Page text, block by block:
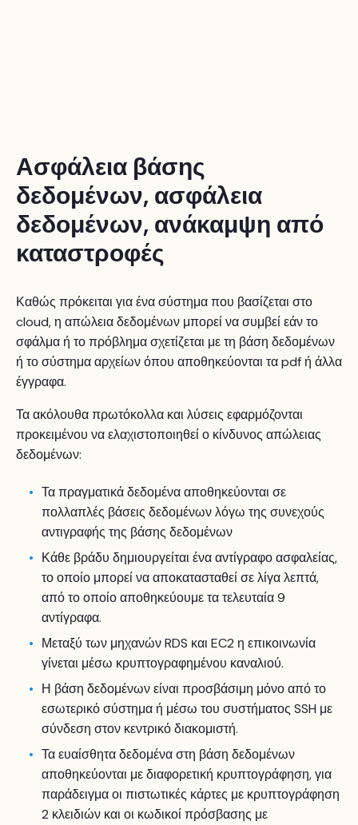
Ασφάλεια βάσης
δεδομένων, ασφάλεια
δεδομένων, ανάκαμψη από
καταστροφές
Καθώς πρόκειται για ένα σύστημα που βασίζεται στο
cloud, η απώλεια δεδομένων μπορεί να συμβεί εάν το
σφάλμα ή το πρόβλημα σχετίζεται με τη βάση δεδομένων
ή το σύστημα αρχείων όπου αποθηκεύονται τα pdf ή άλλα
έγγραφα.
Τα ακόλουθα πρωτόκολλα και λύσεις εφαρμόζονται
προκειμένου να ελαχιστοποιηθεί ο κίνδυνος απώλειας
δεδομένων:
Τα πραγματικά δεδομένα αποθηκεύονται σε
πολλαπλές βάσεις δεδομένων λόγω της συνεχούς
αντιγραφής της βάσης δεδομένων
Κάθε βράδυ δημιουργείται ένα αντίγραφο ασφαλείας,
το οποίο μπορεί να αποκατασταθεί σε λίγα λεπτά,
από το οποίο αποθηκεύουμε τα τελευταία 9
αντίγραφα.
Μεταξύ των μηχανών RDS και EC2 η επικοινωνία
γίνεται μέσω κρυπτογραφημένου καναλιού.
Η βάση δεδομένων είναι προσβάσιμη μόνο από το
εσωτερικό σύστημα ή μέσω του συστήματος SSH με
σύνδεση στον κεντρικό διακομιστή.
Τα ευαίσθητα δεδομένα στη βάση δεδομένων
αποθηκεύονται με διαφορετική κρυπτογράφηση, για
παράδειγμα οι πιστωτικές κάρτες με κρυπτογράφηση
2 κλειδιών και οι κωδικοί πρόσβασης με